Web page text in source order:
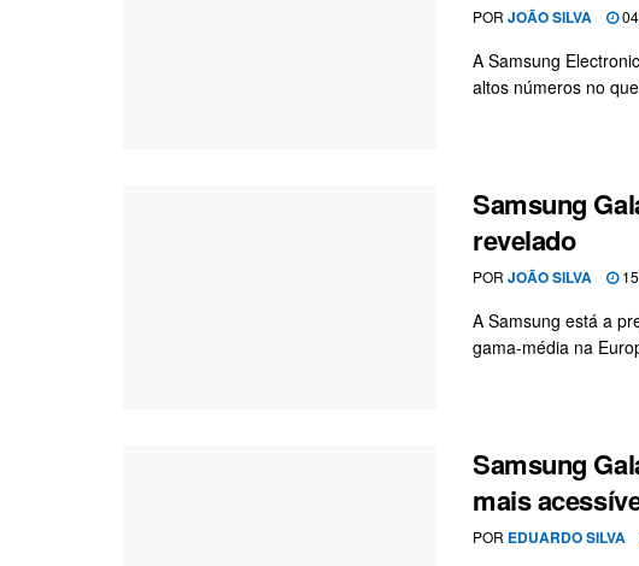
POR JOÃO SILVA
A Samsung
altos números no
Samsung
revelado
POR JOÃO SILVA
A Samsung está a
gama-média na
Samsung
mais
POR EDUARDO SILVA